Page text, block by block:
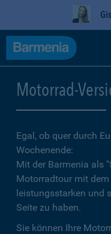
Motorrad-
Egal, ob quer durch
Wochenende:
Mit der Barmenia als
Motorradtour mit
leistungsstarken und
Seite zu haben.
Sie können Ihre